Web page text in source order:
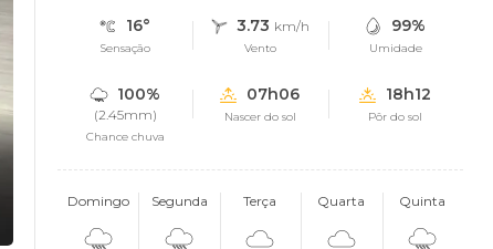
16°
Sensação
3.73 km/h
Vento
99%
Umidade
100%
(2.45mm)
Chance chuva
07h06
Nascer do sol
18h12
Pôr do sol
Domingo Segunda Terça Quarta Quinta